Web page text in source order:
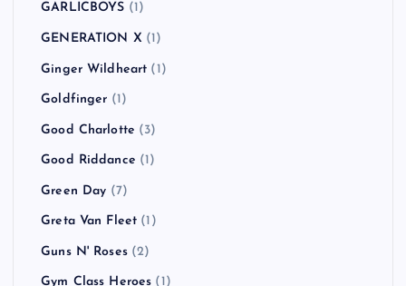
GARLICBOYS (1)
GENERATION X (1)
Ginger Wildheart (1)
Goldfinger (1)
Good Charlotte (3)
Good Riddance (1)
Green Day (7)
Greta Van Fleet (1)
Guns N' Roses(2)
Gym Class Heroes (1)